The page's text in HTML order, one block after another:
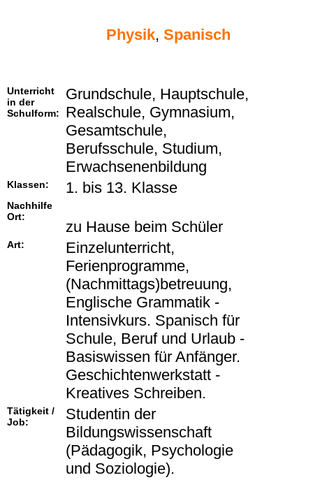
Physik, Spanisch
Unterricht
in der
Schulform:
Grundschule, Hauptschule,
Realschule, Gymnasium,
Gesamtschule,
Berufsschule, Studium,
Erwachsenenbildung
Klassen: 1. bis 13. Klasse
Nachhilfe
Ort:
zu Hause beim Schüler
Art:
Einzelunterricht,
Ferienprogramme,
(Nachmittags)betreuung,
Englische Grammatik -
Intensivkurs. Spanisch für
Schule, Beruf und Urlaub -
Basiswissen für Anfänger.
Geschichtenwerkstatt -
Kreatives Schreiben.
Tätigkeit /
Job:
Studentin der
Bildungswissenschaft
(Pädagogik, Psychologie
und Soziologie).